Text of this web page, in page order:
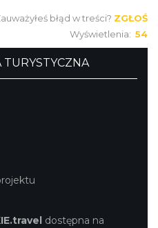
błąd w treści? ZGŁOŚ
Wyświetlenia: 54
TURYSTYCZNA
dostępna na